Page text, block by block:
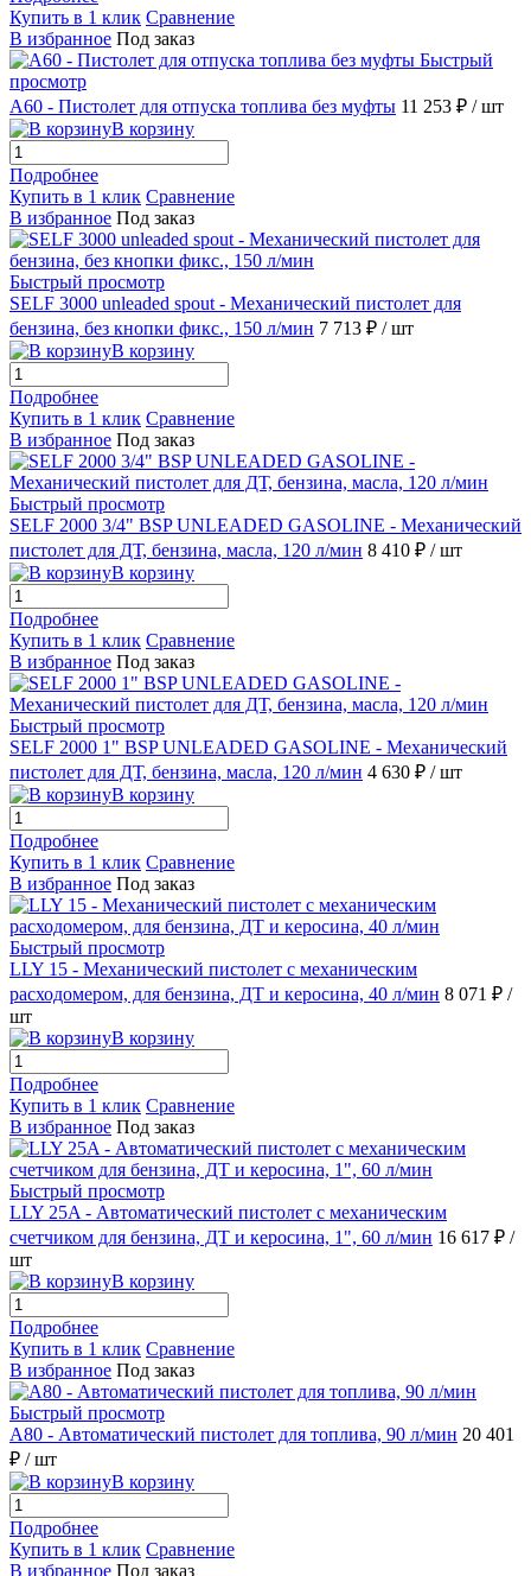
Купить в 1 клик Сравнение
В избранное Под заказ
Быстрый
просмотр
A60 - Пистолет для отпуска топлива без муфты 11 253 ₽ / шт
В корзину
Подробнее
Купить в 1 клик Сравнение
В избранное Под заказ
Быстрый просмотр
SELF 3000 unleaded spout - Механический пистолет для
бензина, без кнопки фикс., 150 л/мин 7 713 ₽ / шт
В корзину
Подробнее
Купить в 1 клик Сравнение
В избранное Под заказ
Быстрый просмотр
SELF 2000 3/4" BSP UNLEADED GASOLINE - Механический
пистолет для ДТ, бензина, масла, 120 л/мин 8 410 ₽ / шт
В корзину
Подробнее
Купить в 1 клик Сравнение
В избранное Под заказ
Быстрый просмотр
SELF 2000 1" BSP UNLEADED GASOLINE - Механический
пистолет для ДТ, бензина, масла, 120 л/мин 4 630 ₽ / шт
В корзину
Подробнее
Купить в 1 клик Сравнение
В избранное Под заказ
Быстрый просмотр
LLY 15 - Механический пистолет с механическим
расходомером, для бензина, ДТ и керосина, 40 л/мин 8 071 ₽ /
шт
В корзину
Подробнее
Купить в 1 клик Сравнение
В избранное Под заказ
Быстрый просмотр
LLY 25A - Автоматический пистолет с механическим
счетчиком для бензина, ДТ и керосина, 1", 60 л/мин 16 617 ₽ /
шт
В корзину
Подробнее
Купить в 1 клик Сравнение
В избранное Под заказ
Быстрый просмотр
A80 - Автоматический пистолет для топлива, 90 л/мин 20 401
₽ / шт
В корзину
Подробнее
Купить в 1 клик Сравнение
В избранное Под заказ